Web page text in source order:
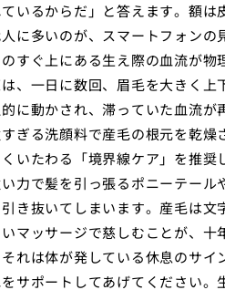
いるからだ」と答えます。額は
に多いのが、スマートフォンの
すぐ上にある生え際の血流が物
、一日に数回、眉毛を大きく上
に動かされ、滞っていた血流が
ぎる洗顔料で産毛の根元を乾燥
いたわる「境界線ケア」を推奨
力で髪を引っ張るポニーテール
き抜いてしまいます。産毛は文
マッサージで慈しむことが、十
れは体が発している休息のサイ
サポートしてあげてください。